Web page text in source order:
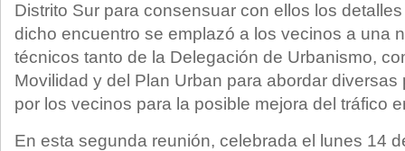
Distrito Sur para consensuar con ellos los
dicho encuentro se emplazó a los vecinos a una
técnicos tanto de la Delegación de Urbanismo,
Movilidad y del Plan Urban para abordar
por los vecinos para la posible mejora del tráfico
En esta segunda reunión, celebrada el lunes 14